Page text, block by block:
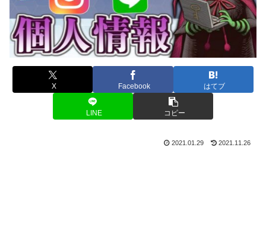
X Facebook はてブ
LINE コピー
2021.01.29 2021.11.26